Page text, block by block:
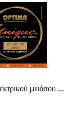
Χορδές ηλεκτρικού μπάσου Χορδές Unique Studio Gold